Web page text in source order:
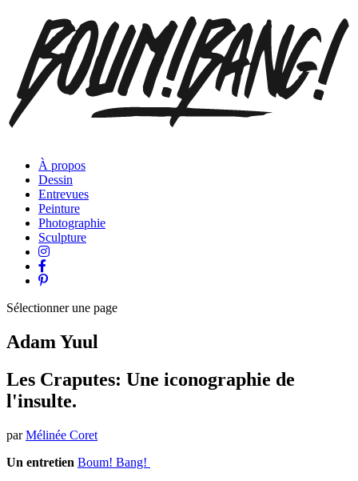
À propos
Dessin
Entrevues
Peinture
Photographie
Sculpture
Sélectionner une page
Adam Yuul
Les Craputes: Une iconographie de
l'insulte.
parMélinée Coret
Un entretien Boum! Bang!